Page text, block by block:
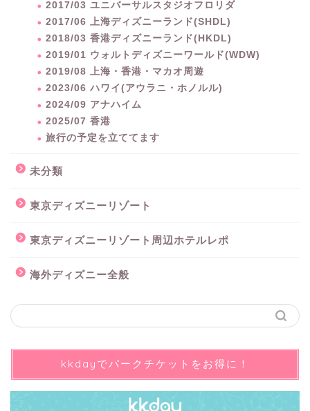
2017/03 ユニバーサルスタジオフロリダ
2017/06 上海ディズニーランド(SHDL)
2018/03 香港ディズニーランド(HKDL)
2019/01 ウォルトディズニーワールド(WDW)
2019/08 上海・香港・マカオ周遊
2023/06 ハワイ(アウラニ・ホノルル)
2024/09 アナハイム
2025/07 香港
旅行の予定を立ててます
未分類
東京ディズニーリゾート
東京ディズニーリゾート周辺ホテルレポ
海外ディズニー全般
kkdayでパークチケットをお得に！